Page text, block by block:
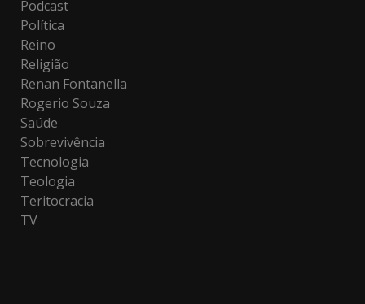
Podcast
Política
Reino
Religião
Renan Fontanella
Rogerio Souza
Saúde
Sobrevivência
Tecnologia
Teologia
Teritocracia
TV